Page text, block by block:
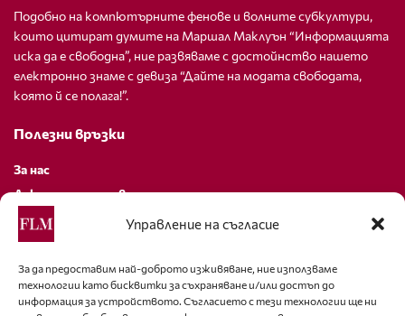
Управление на съгласие
За да предоставим най-доброто изживяване, ние използваме
технологии като бисквитки за съхраняване и/или достъп до
информация за устройството. Съгласието с тези технологии ще ни
Подобно на компютърните фенове и волните субкултури,
които цитират думите на Маршал Маклуън “Информацията
иска да е свободна”, ние развяваме с достойнство нашето
електронно знаме с девиза “Дайте на модата свободата,
която й се полага!”.
Полезни връзки
За нас
Декларация за поверителност
Политика за бисквитки
За контакти
editor@fashion-lifestyle.net